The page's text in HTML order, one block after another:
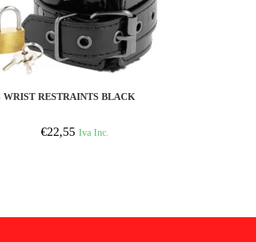
DARKNESS WRIST RESTRAINTS BLACK
€22,55 Iva Inc.